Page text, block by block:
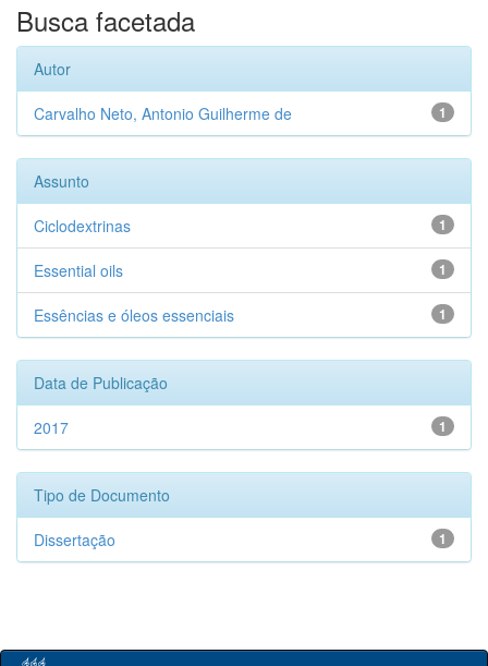
Busca facetada
Autor
1
Carvalho Neto, Antonio Guilherme de
Assunto
1
Ciclodextrinas
1
Essential oils
1
Essências e óleos essenciais
Data de Publicação
1
2017
Tipo de Documento
1
Dissertação